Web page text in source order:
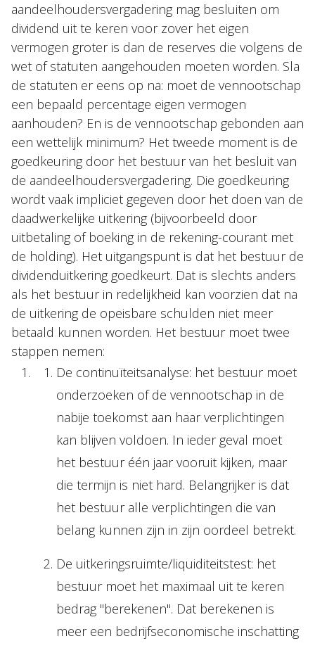
aandeelhoudersvergadering mag besluiten om
dividend uit te keren voor zover het eigen
vermogen groter is dan de reserves die volgens de
wet of statuten aangehouden moeten worden. Sla
de statuten er eens op na: moet de vennootschap
een bepaald percentage eigen vermogen
aanhouden? En is de vennootschap gebonden aan
een wettelijk minimum? Het tweede moment is de
goedkeuring door het bestuur van het besluit van
de aandeelhoudersvergadering. Die goedkeuring
wordt vaak impliciet gegeven door het doen van de
daadwerkelijke uitkering (bijvoorbeeld door
uitbetaling of boeking in de rekening-courant met
de holding). Het uitgangspunt is dat het bestuur de
dividenduitkering goedkeurt. Dat is slechts anders
als het bestuur in redelijkheid kan voorzien dat na
de uitkering de opeisbare schulden niet meer
betaald kunnen worden. Het bestuur moet twee
stappen nemen:
De continuïteitsanalyse: het bestuur moet
onderzoeken of de vennootschap in de
nabije toekomst aan haar verplichtingen
kan blijven voldoen. In ieder geval moet
het bestuur één jaar vooruit kijken, maar
die termijn is niet hard. Belangrijker is dat
het bestuur alle verplichtingen die van
belang kunnen zijn in zijn oordeel betrekt.
De uitkeringsruimte/liquiditeitstest: het
bestuur moet het maximaal uit te keren
bedrag "berekenen". Dat berekenen is
meer een bedrijfseconomische inschatting